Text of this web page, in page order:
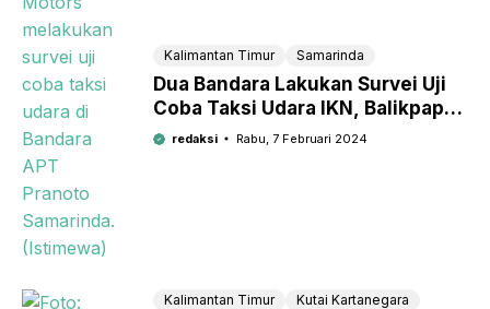
Kalimantan Timur Samarinda
Dua Bandara Lakukan Survei Uji
Coba Taksi Udara IKN, Balikpapan
atau Samarinda yang Terpilih?
redaksi Rabu, 7 Februari 2024
Kalimantan Timur Kutai Kartanegara